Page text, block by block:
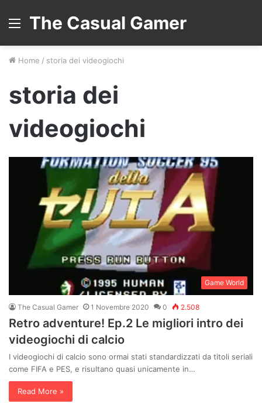
The Casual Gamer
Home / storia dei videogiochi
storia dei
videogiochi
Game World
The Casual Gamer 1 Novembre 2020 0 2.508
Retro adventure! Ep.2 Le migliori intro dei
videogiochi di calcio
I videogiochi di calcio sono ormai stati standardizzati da titoli seriali
come FIFA e PES, e risultano quasi unicamente in…
Read More »